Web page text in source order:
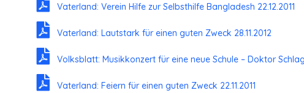
Vaterland: Verein Hilfe zur Selbsthilfe Bangladesh 22.12.2011
Vaterland: Lautstark für einen guten Zweck 28.11.2012
Volksblatt: Musikkonzert für eine neue Schule – Doktor
Vaterland: Feiern für einen guten Zweck 22.11.2011